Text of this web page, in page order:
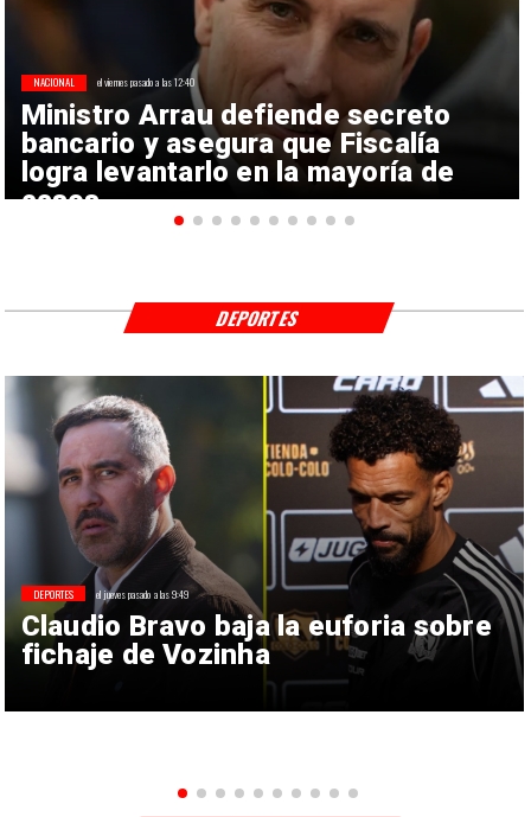
Ministro Arrau defiende secreto
bancario y asegura que Fiscalía
logra levantarlo en la mayoría de
casos
NACIONAL el viernes pasado a las 12:40
Claudio Bravo baja la euforia sobre
fichaje de Vozinha
DEPORTES el jueves pasado a las 9:49
DEPORTES